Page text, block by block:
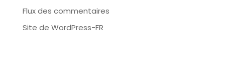
Flux des commentaires
Site de WordPress-FR